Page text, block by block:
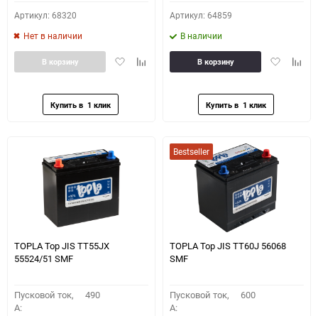
Артикул: 68320
Нет в наличии
ДобавитьДобавить
В корзину
Артикул: 64859
В наличии
Добавить
В корзину
TOPLA Top JIS TT55JX
55524/51 SMF
Пусковой ток,
A:
490
Bestseller
TOPLA Top JIS TT60J 56068
SMF
Пусковой ток,
A:
600